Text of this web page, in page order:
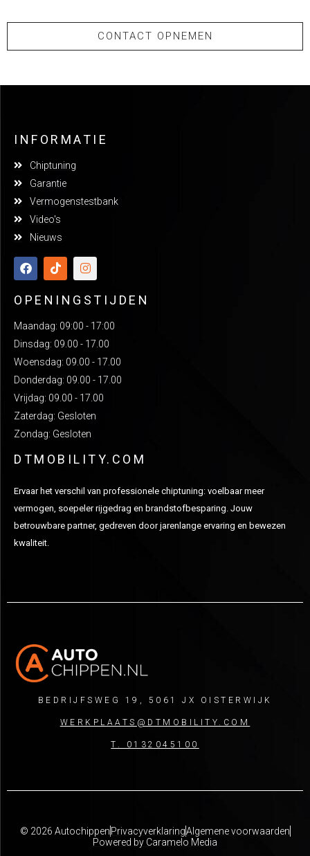
CONTACT OPNEMEN
INFORMATIE
Chiptuning
Garantie
Vermogenstestbank
Video's
Nieuws
OPENINGSTIJDEN
Maandag: 09:00 - 17:00
Dinsdag: 09.00 - 17.00
Woensdag: 09.00 - 17.00
Donderdag: 09.00 - 17.00
Vrijdag: 09.00 - 17.00
Zaterdag: Gesloten
Zondag: Gesloten
DTMOBILITY.COM
Ervaar het verschil van professionele chiptuning: voelbaar meer
vermogen, soepeler rijgedrag en brandstofbesparing. Jouw
betrouwbare partner, gedreven door jarenlange ervaring en bewezen
kwaliteit.
BEDRIJFSWEG 19, 5061 JX OISTERWIJK
WERKPLAATS@DTMOBILITY.COM
T. 0132045100
© 2026 AutochippenPrivacyverklaringAlgemene voorwaarden
Powered by Caramelo Media